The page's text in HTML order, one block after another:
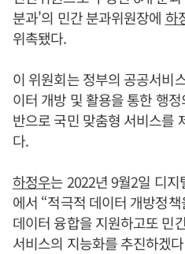
분과'의 민간 분과위원장에 하
위촉됐다.
이 위원회는 정부의 공공서비
이터 개방 및 활용을 통한 행
반으로 국민 맞춤형 서비스를
다.
하정우는 2022년 9월2일 디
에서 “적극적 데이터 개방정
데이터 융합을 지원하고또 민
서비스의 지능화를 추진하겠